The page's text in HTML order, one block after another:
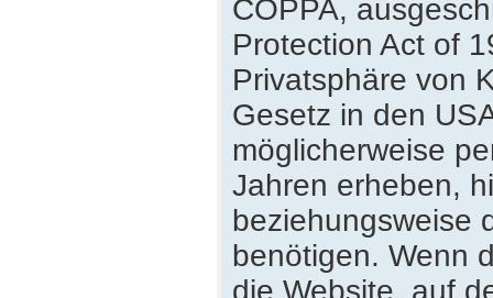
COPPA,
Protection Act of
Privatsphäre von
Gesetz in den
möglicherweise
Jahren erheben,
beziehungsweise
benötigen. Wenn
die Website, auf